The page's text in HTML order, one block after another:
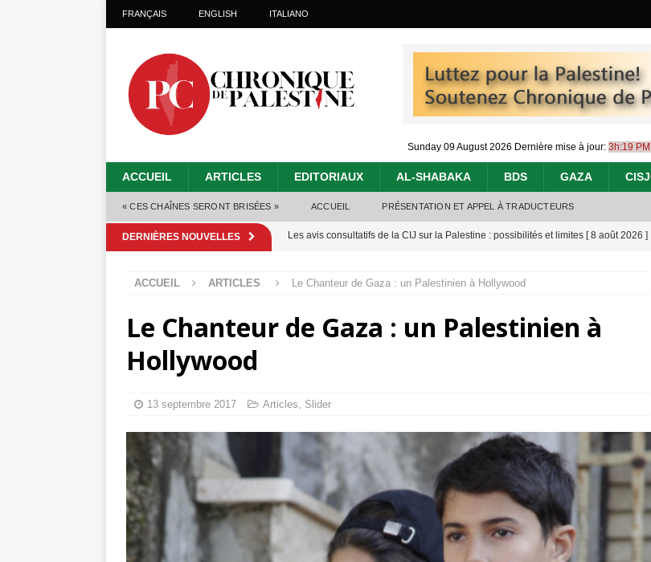
FRANÇAIS ENGLISH ITALIANO
Sunday 09 August 2026 Dernière mise à jour: 3h:19
ACCUEIL ARTICLES EDITORIAUX AL-SHABAKA BDS GAZA
« CES CHAÎNES SERONT BRISÉES » ACCUEIL PRÉSENTATION ET APPEL À TRADUCTEURS
DERNIÈRES NOUVELLES Les avis consultatifs de la CIJ sur la Palestine : possibilités et limites [ 8 août 2026 ]
Gaza : les Israéliens bombardent des entrepôts de médicaments, aggravant ainsi
crise sanitaire déjà dramatique [ 7 août 2026 ]
Le déploiement du Maroc à Gaza est dénoncé comme de la complicité avec
ACCUEIL ARTICLES Le Chanteur de Gaza : un Palestinien à Hollywood
Le Chanteur de Gaza : un Palestinien à
Hollywood
13 septembre 2017 Articles, Slider